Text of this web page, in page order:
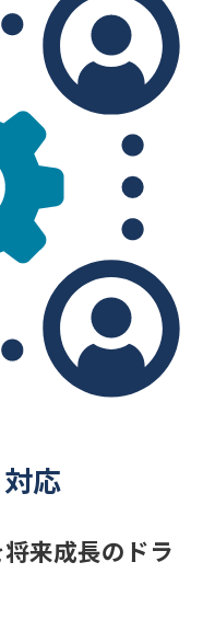
応
来成長のドラ